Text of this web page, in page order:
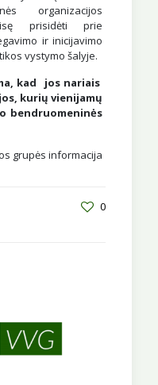
organizacijos
prisidėti prie
ir inicijavimo
vystymo šalyje.
kad jos nariais
kurių vienijamų
bendruomeninės
grupės informacija
0